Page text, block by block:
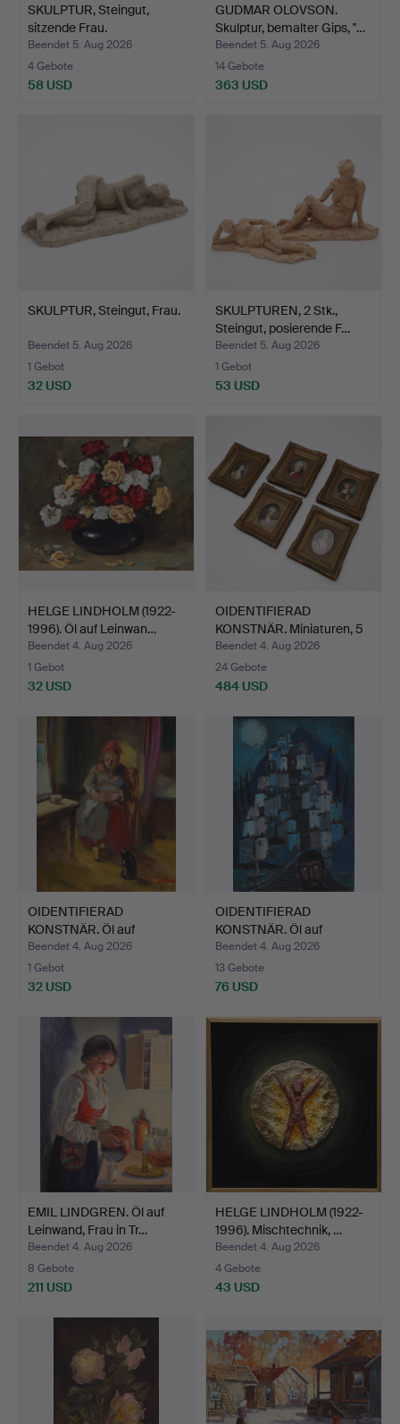
SKULPTUR, Steingut,
sitzende Frau.
Beendet 5. Aug 2026
4 Gebote
58 USD
GUDMAR OLOVSON.
Skulptur, bemalter Gips, "…
Beendet 5. Aug 2026
14 Gebote
363 USD
SKULPTUR, Steingut, Frau.
Beendet 5. Aug 2026
1 Gebot
32 USD
SKULPTUREN, 2 Stk.,
Steingut, posierende F…
Beendet 5. Aug 2026
1 Gebot
53 USD
HELGE LINDHOLM (1922-
1996). Öl auf Leinwan…
Beendet 4. Aug 2026
1 Gebot
32 USD
OIDENTIFIERAD
KONSTNÄR. Miniaturen, 5
Stk.…
Beendet 4. Aug 2026
24 Gebote
484 USD
OIDENTIFIERAD
KONSTNÄR. Öl auf
Leinwand, "…
Beendet 4. Aug 2026
1 Gebot
32 USD
OIDENTIFIERAD
KONSTNÄR. Öl auf
Leinwand, S…
Beendet 4. Aug 2026
13 Gebote
76 USD
EMIL LINDGREN. Öl auf
Leinwand, Frau in Tr…
Beendet 4. Aug 2026
8 Gebote
211 USD
HELGE LINDHOLM (1922-
1996). Mischtechnik, …
Beendet 4. Aug 2026
4 Gebote
43 USD